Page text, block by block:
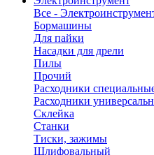
Все -
Бормашины
Для пайки
Насадки для дрели
Пилы
Прочий
Расходники
Расходники
Склейка
Станки
Тиски, зажимы
Шлифовальный